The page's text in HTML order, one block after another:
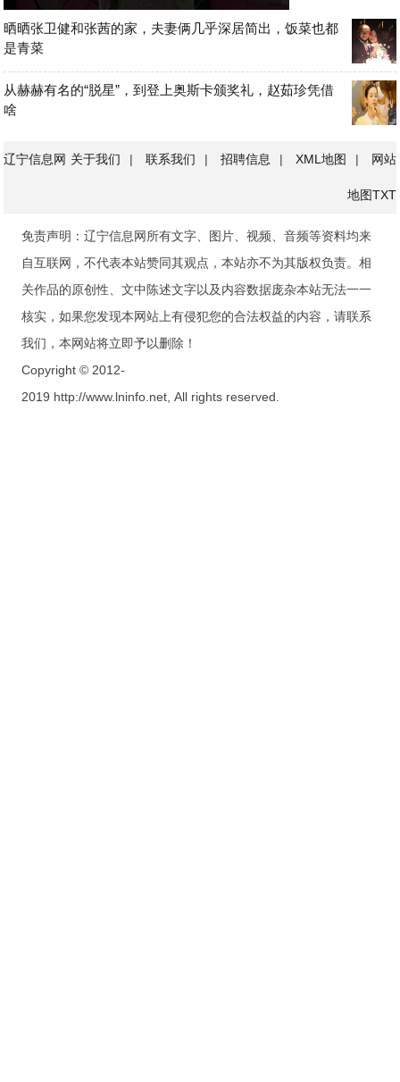
晒晒张卫健和张茜的家，夫妻俩几乎深居简出，饭菜也都
是青菜
从赫赫有名的“脱星”，到登上奥斯卡颁奖礼，赵茹珍凭借
啥
辽宁信息网 关于我们 | 联系我们 | 招聘信息 | XML地图 | 网站
地图TXT
免责声明：辽宁信息网所有文字、图片、视频、音频等资料均来
自互联网，不代表本站赞同其观点，本站亦不为其版权负责。相
关作品的原创性、文中陈述文字以及内容数据庞杂本站无法一一
核实，如果您发现本网站上有侵犯您的合法权益的内容，请联系
我们，本网站将立即予以删除！
Copyright © 2012-
2019 http://www.lninfo.net, All rights reserved.